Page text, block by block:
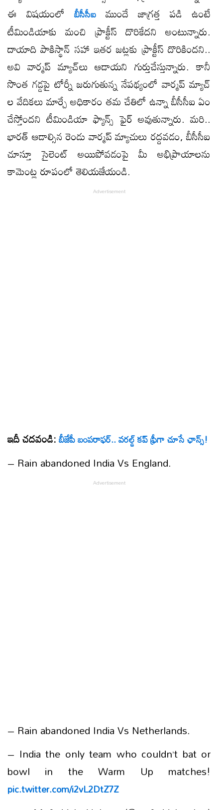
ఈ విషయంలో బీసీసీఐ ముందే జాగ్రత్త పడి ఉంటే
టీమిండియాకు మంచి ప్రాక్టీస్ దొరికేదని అంటున్నారు.
దాయాది పాకిస్థాన్ సహా ఇతర జట్లకు ప్రాక్టీస్ దొరికిందని..
అవి వార్మప్ మ్యాచ్​లు ఆడాయని గుర్తుచేస్తున్నారు. కానీ
సొంత గడ్డపై టోర్నీ జరుగుతున్న నేపథ్యంలో వార్మప్ మ్యాచ్​
ల వేదికలు మార్చే అధికారం తమ చేతిలో ఉన్నా బీసీసీఐ ఏం
చేస్తోందని టీమిండియా ఫ్యాన్స్ ఫైర్ అవుతున్నారు. మరి..
భారత్ ఆడాల్సిన రెండు వార్మప్ మ్యాచులు రద్దవడం, బీసీసీఐ
చూస్తూ సైలెంట్ అయిపోవడంపై మీ అభిప్రాయాలను
కామెంట్ల రూపంలో తెలియజేయండి.
ఇదీ చదవండి:బీజేపీ బంపరాఫర్.. వరల్డ్ కప్ ఫ్రీగా చూసే ఛాన్స్!
– Rain abandoned India Vs England.
– Rain abandoned India Vs Netherlands.
– India the only team who couldn’t bat or
bowl in the Warm Up matches!
pic.twitter.com/i2vL2DtZ7Z